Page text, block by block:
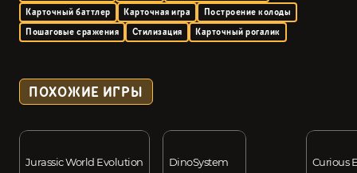
Карточный баттлер
Карточная игра
Построение колоды
Пошаговые сражения
Стилизация Карточный рогалик
ПОХОЖИЕ ИГРЫ
Jurassic World Evolution DinoSystem Curious